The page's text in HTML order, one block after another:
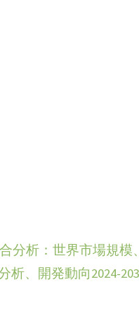
分析：世界市場規模
析、開発動向2024-